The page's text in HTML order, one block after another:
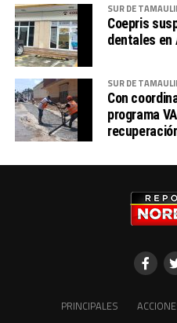
SUR DE
Coepris
dentales en
SUR DE
Con
programa
PRINCIPALES